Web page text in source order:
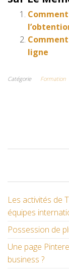
ligne
Catégorie Formation
Les activités de
équipes
Possession de
Une page
business ?